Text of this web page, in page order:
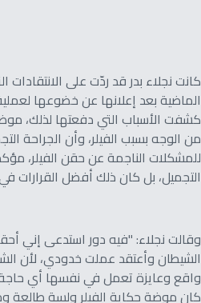
كانت نجلاء بدر قد ردّت على الانتقادات
الماضية بعد إعلانها عن خضوعها
كشفت الأسباب التي دفعتها لذلك،
من الوجه بسبب الفيلر، وأن الجراحة
للمشكلات الناجمة عن حقن الفيلر،
التجميل، بل كان ذلك أفضل القرارات
وقالت نجلاء: "فيه دور استدعى إني
الشيطان وأعتقد عملت خدودي، لأن
واقع وعايزة تعمل في نفسها أي
كان موضة حكاية الفيلر ولسة طالعة